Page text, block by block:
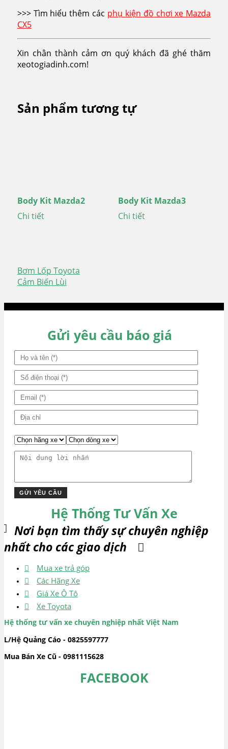
>>> Tìm hiểu thêm các phụ kiện đồ chơi xe Mazda
CX5
Xin chân thành cảm ơn quý khách đã ghé thăm
xeotogiadinh.com!
Sản phẩm tương tự
Body Kit Mazda2
Chi tiết
Body Kit Mazda3
Chi tiết
Điều
hướng
Bơm Lốp Toyota
Cảm Biến Lùi
Gửi yêu cầu báo giá
Hệ Thống Tư Vấn Xe
Nơi bạn tìm thấy sự chuyên nghiệp
nhất cho các giao dịch
Mua xe trả góp
Các Hãng Xe
Giá Xe Ô Tô
Xe Toyota
Hệ thống tư vấn xe chuyên nghiệp nhất Việt Nam
L/Hệ Quảng Cáo - 0825597777
Mua Bán Xe Cũ - 0981115628
FACEBOOK